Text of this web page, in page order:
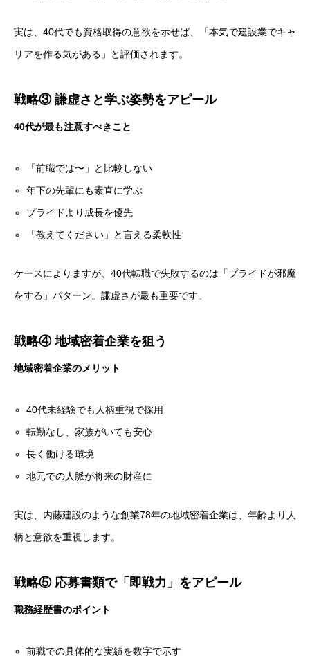
実は、40代でも資格取得の意欲を示せば、「本気で建設業でキャ
リアを作る気がある」と評価されます。
戦略③ 謙虚さと学ぶ姿勢をアピール
40代が最も注意すべきこと
「前職では〜」と比較しない
年下の先輩にも素直に学ぶ
プライドより成長を優先
「教えてください」と言える柔軟性
ケースによりますが、40代転職で失敗するのは「プライドが邪魔
をする」パターン。謙虚さが最も重要です。
戦略④ 地域密着企業を狙う
地域密着企業のメリット
40代未経験でも人柄重視で採用
転勤なし、家族がいても安心
長く働ける環境
地元での人脈が将来の財産に
実は、内藤建設のような創業78年の地域密着企業は、年齢より人
柄と意欲を重視します。
戦略⑤ 応募書類で「即戦力」をアピール
職務経歴書のポイント
前職での具体的な実績を数字で示す